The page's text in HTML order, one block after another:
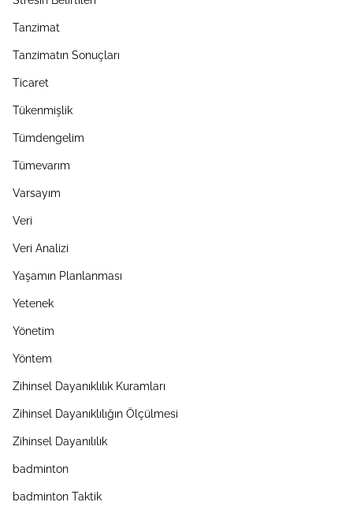
Tanzimat
Tanzimatın Sonuçları
Ticaret
Tükenmişlik
Tümdengelim
Tümevarım
Varsayım
Veri
Veri Analizi
Yaşamın Planlanması
Yetenek
Yönetim
Yöntem
Zihinsel Dayanıklılık Kuramları
Zihinsel Dayanıklılığın Ölçülmesi
Zihinsel Dayanılılık
badminton
badminton Taktik